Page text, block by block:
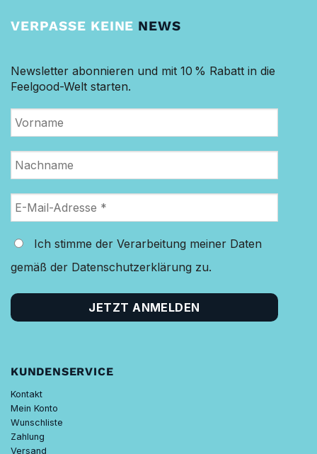
VERPASSE KEINE NEWS
Newsletter abonnieren und mit 10 % Rabatt in die
Feelgood-Welt starten.
Ich stimme der Verarbeitung meiner Daten
gemäß der Datenschutzerklärung zu.
KUNDENSERVICE
Kontakt
Mein Konto
Wunschliste
Zahlung
Versand